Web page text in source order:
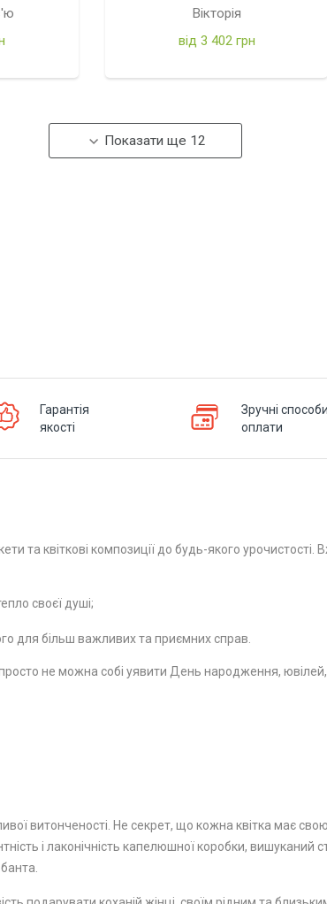
Вікторія
від 3 402 грн
Показати ще 12
Гарантія
якості
Зручні способи
оплати
та квіткові композиції до будь-якого
своєї душі;
для більш важливих та приємних справ.
не можна собі уявити День народження,
​​витонченості. Не секрет, що кожна квітка має
і лаконічність капелюшної коробки, вишуканий